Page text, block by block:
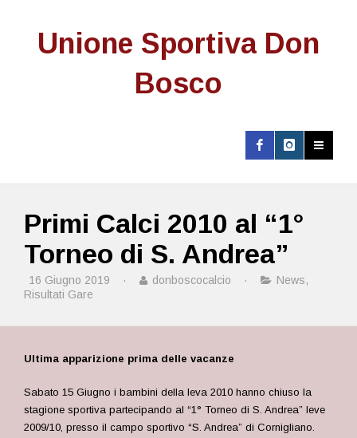
Unione Sportiva Don
Bosco
Primi Calci 2010 al “1°
Torneo di S. Andrea”
16 Giugno 2019 · donboscocalcio · News,
Risultati Gare
Ultima apparizione prima delle vacanze
Sabato 15 Giugno i bambini della leva 2010 hanno chiuso la
stagione sportiva partecipando al “1° Torneo di S. Andrea” leve
2009/10, presso il campo sportivo “S. Andrea” di Cornigliano.